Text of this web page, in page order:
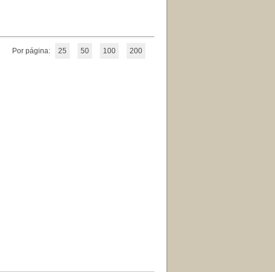
Por página: 25 50 100 200